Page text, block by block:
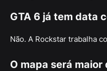
GTA 6 já tem data
Não. A Rockstar trabalha
O mapa será maior